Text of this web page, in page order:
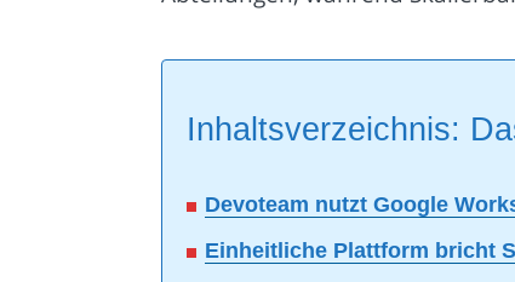
Inhaltsverzeichnis:
Devoteam nutzt Google
Einheitliche Plattform bricht